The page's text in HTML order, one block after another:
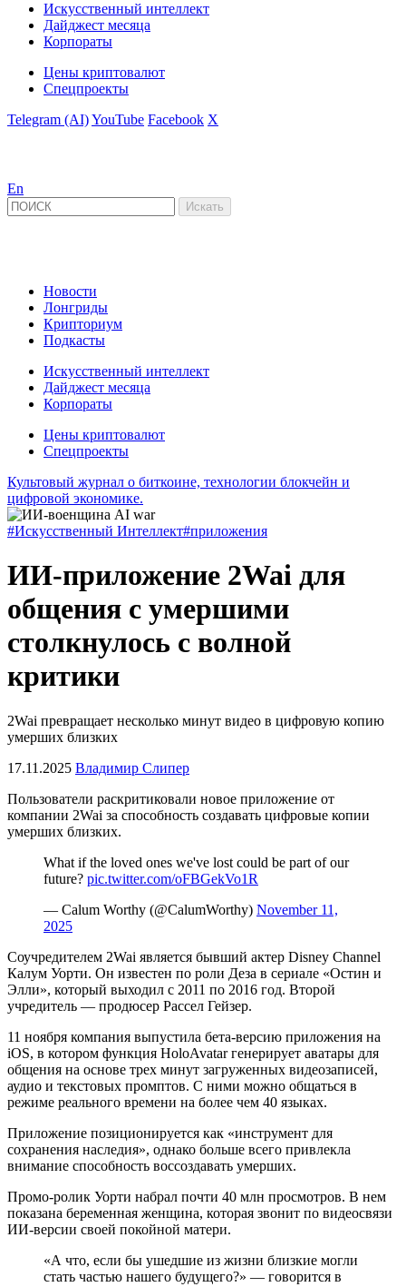
Искусственный интеллект
Дайджест месяца
Корпораты
Цены криптовалют
Спецпроекты
Telegram (AI)YouTube Facebook X
En
Новости
Лонгриды
Крипториум
Подкасты
Искусственный интеллект
Дайджест месяца
Корпораты
Цены криптовалют
Спецпроекты
Культовый журнал о биткоине, технологии блокчейн и
цифровой экономике.
#Искусственный Интеллект#приложения
ИИ-приложение 2Wai для
общения с умершими
столкнулось с волной
критики
2Wai превращает несколько минут видео в цифровую копию
умерших близких
17.11.2025 Владимир Слипер
Пользователи раскритиковали новое приложение от
компании 2Wai за способность создавать цифровые копии
умерших близких.
What if the loved ones we've lost could be part of our
future? pic.twitter.com/oFBGekVo1R
— Calum Worthy (@CalumWorthy) November 11,
2025
Соучредителем 2Wai является бывший актер Disney Channel
Калум Уорти. Он известен по роли Деза в сериале «Остин и
Элли», который выходил с 2011 по 2016 год. Второй
учредитель — продюсер Рассел Гейзер.
11 ноября компания выпустила бета-версию приложения на
iOS, в котором функция HoloAvatar генерирует аватары для
общения на основе трех минут загруженных видеозаписей,
аудио и текстовых промптов. С ними можно общаться в
режиме реального времени на более чем 40 языках.
Приложение позиционируется как «инструмент для
сохранения наследия», однако больше всего привлекла
внимание способность воссоздавать умерших.
Промо-ролик Уорти набрал почти 40 млн просмотров. В нем
показана беременная женщина, которая звонит по видеосвязи
ИИ-версии своей покойной матери.
«А что, если бы ушедшие из жизни близкие могли
стать частью нашего будущего?» — говорится в